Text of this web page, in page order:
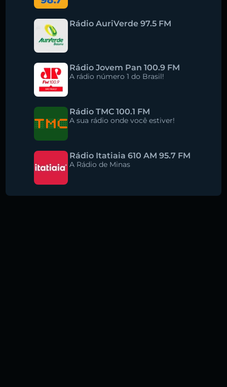
Rádio AuriVerde 97.5 FM
Rádio Jovem Pan 100.9 FM
A rádio número 1 do Brasil!
Rádio TMC 100.1 FM
A sua rádio onde você estiver!
Rádio Itatiaia 610 AM 95.7 FM
A Rádio de Minas